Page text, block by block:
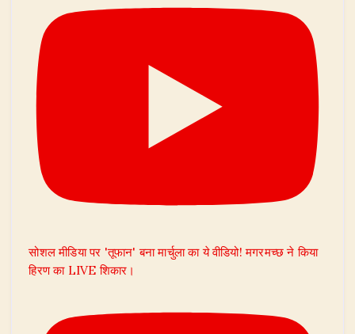
सोशल मीडिया पर 'तूफान' बना मार्चुला का ये वीडियो! मगरमच्छ ने किया
हिरण का LIVE शिकार।